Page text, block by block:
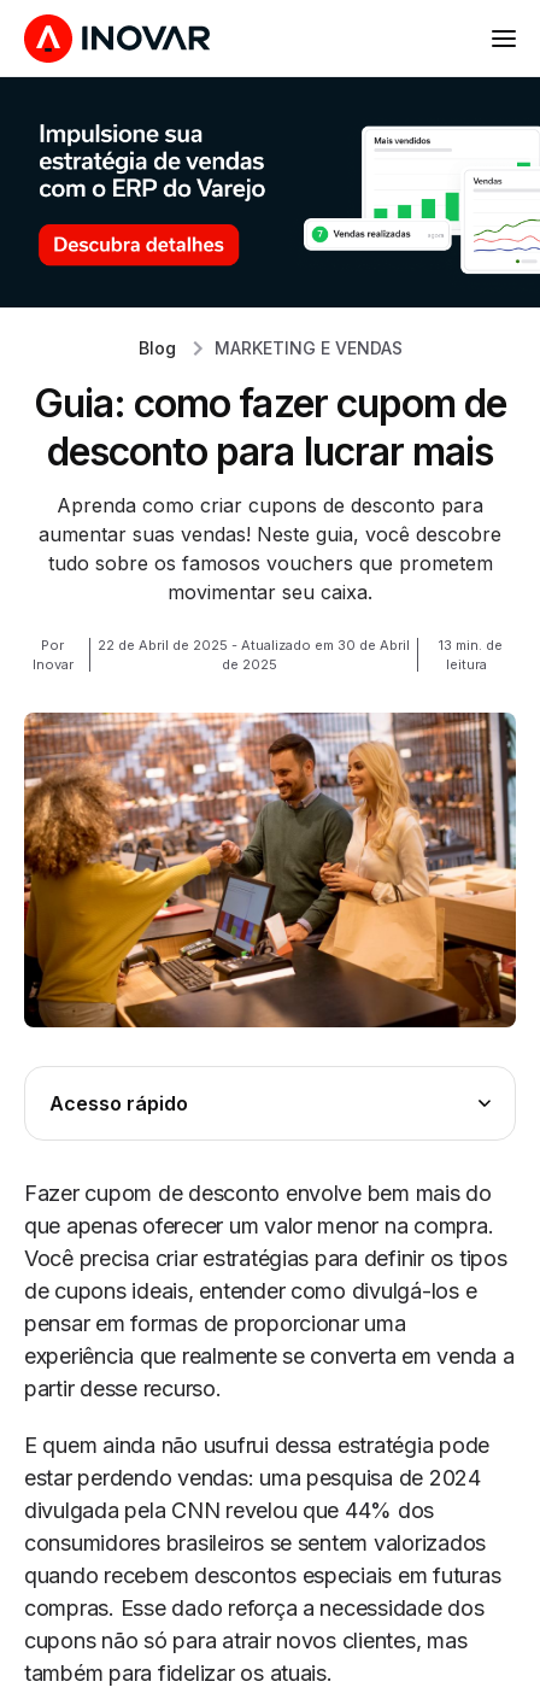
Blog MARKETING E VENDAS
Guia: como fazer cupom de
desconto para lucrar mais
Aprenda como criar cupons de desconto para
aumentar suas vendas! Neste guia, você descobre
tudo sobre os famosos vouchers que prometem
movimentar seu caixa.
Por
Inovar
22 de Abril de 2025 - Atualizado em 30 de Abril
de 2025
13 min. de
leitura
Acesso rápido
Fazer cupom de desconto envolve bem mais do
que apenas oferecer um valor menor na compra.
Você precisa criar estratégias para definir os tipos
de cupons ideais, entender como divulgá-los e
pensar em formas de proporcionar uma
experiência que realmente se converta em venda a
partir desse recurso.
E quem ainda não usufrui dessa estratégia pode
estar perdendo vendas: uma pesquisa de 2024
divulgada pela CNN revelou que 44% dos
consumidores brasileiros se sentem valorizados
quando recebem descontos especiais em futuras
compras. Esse dado reforça a necessidade dos
cupons não só para atrair novos clientes, mas
também para fidelizar os atuais.